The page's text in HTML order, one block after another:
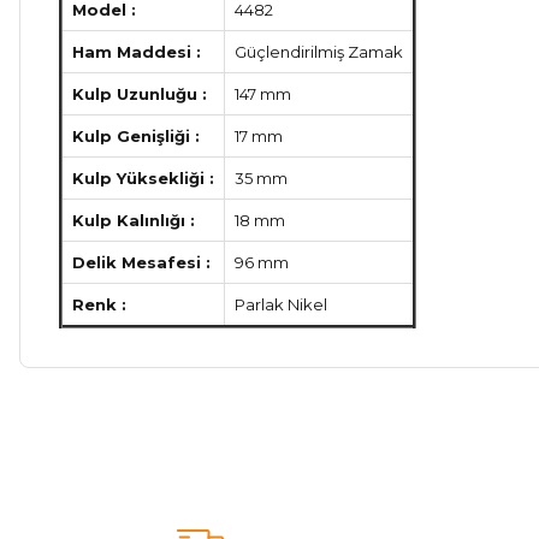
Model : 4482
Ham Maddesi : Güçlendirilmiş Zamak
Kulp Uzunluğu : 147 mm
Kulp Genişliği : 17 mm
Kulp Yüksekliği : 35 mm
Kulp Kalınlığı : 18 mm
Delik Mesafesi : 96 mm
Renk : Parlak Nikel